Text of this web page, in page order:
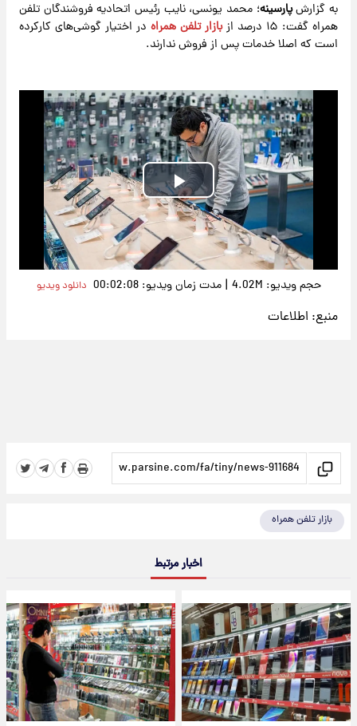
به گزارشپارسینه؛ محمد یونسی، نایب رئیس اتحادیه فروشندگان تلفن
همراه گفت: ۱۵ درصد از
بازار تلفن همراه در اختیار گوشی‌های کارکرده
است که اصلا خدمات پس از فروش ندارند.
Play
Video
حجم ویدیو: 4.02M |مدت زمان ویدیو: 00:02:08 دانلود ویدیو
منبع: اطلاعات
بازار تلفن همراه
اخبار مرتبط